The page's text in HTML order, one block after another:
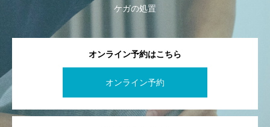
ケガの処置
オンライン予約はこちら
オンライン予約